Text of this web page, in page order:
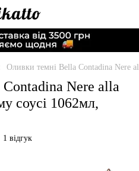
Оливки темні Bella Contadina Nere
Nere alla
соусі 1062мл,
1 відгук